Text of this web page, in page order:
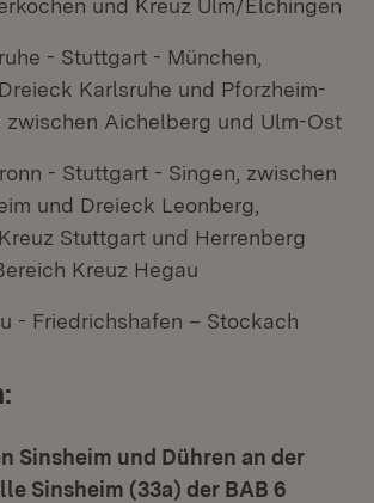
und Kreuz Ulm/Elchingen
- Stuttgart - München,
Karlsruhe und Pforzheim-
zwischen Aichelberg und Ulm-Ost
- Stuttgart - Singen, zwischen
und Dreieck Leonberg,
Stuttgart und Herrenberg
Kreuz Hegau
- Friedrichshafen – Stockach
Sinsheim und Dühren an der
Sinsheim (33a) der BAB 6